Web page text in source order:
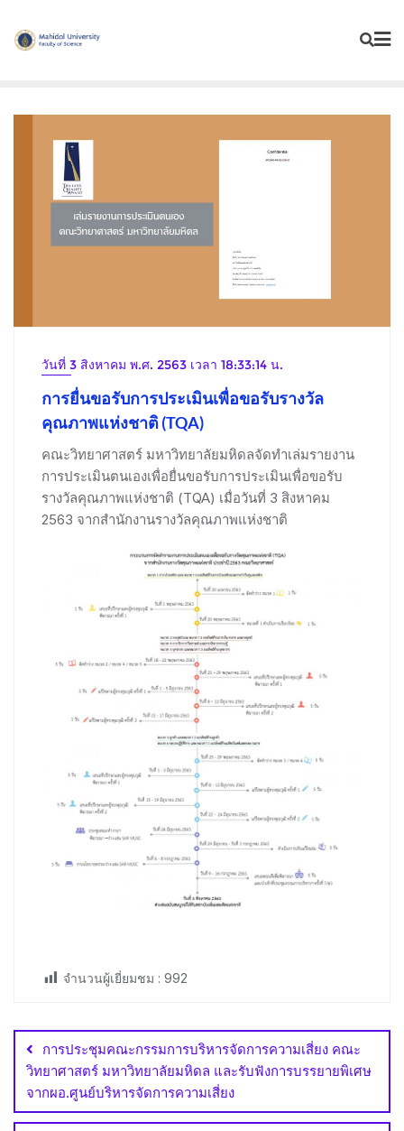
content
วันที่ 3 สิงหาคม พ.ศ. 2563 เวลา 18:33:14 น.
การยื่นขอรับการประเมินเพื่อขอรับรางวัล
คุณภาพแห่งชาติ (TQA)
คณะวิทยาศาสตร์ มหาวิทยาลัยมหิดลจัดทำเล่มรายงาน
การประเมินตนเองเพื่อยื่นขอรับการประเมินเพื่อขอรับ
รางวัลคุณภาพแห่งชาติ (TQA) เมื่อวันที่ 3 สิงหาคม
2563 จากสำนักงานรางวัลคุณภาพแห่งชาติ
จำนวนผู้เยี่ยมชม : 992
navigation
การประชุมคณะกรรมการบริหารจัดการความเสี่ยง คณะ
วิทยาศาสตร์ มหาวิทยาลัยมหิดล และรับฟังการบรรยายพิเศษ
จากผอ.ศูนย์บริหารจัดการความเสี่ยง